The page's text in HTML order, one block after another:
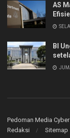
AS
BI
Pedoman Media Cyber
Redaksi
Sitemap